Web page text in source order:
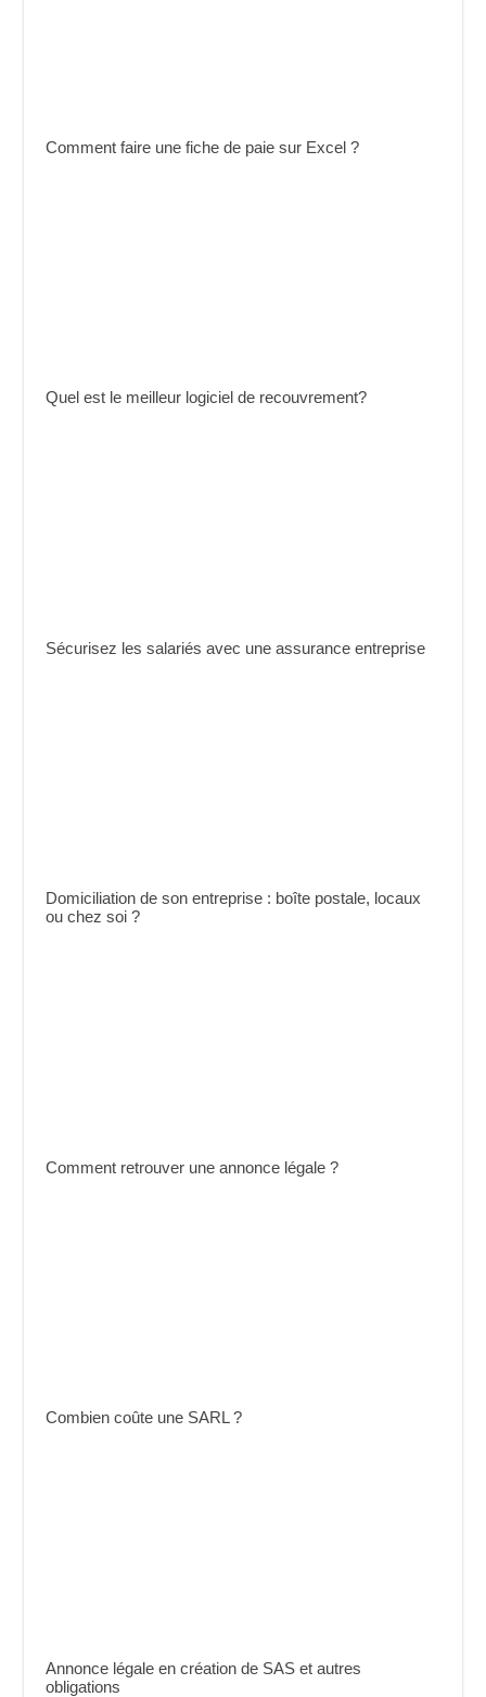
Comment faire une fiche de paie sur Excel ?
Quel est le meilleur logiciel de recouvrement?
Sécurisez les salariés avec une assurance entreprise
Domiciliation de son entreprise : boîte postale, locaux
ou chez soi ?
Comment retrouver une annonce légale ?
Combien coûte une SARL ?
Annonce légale en création de SAS et autres
obligations